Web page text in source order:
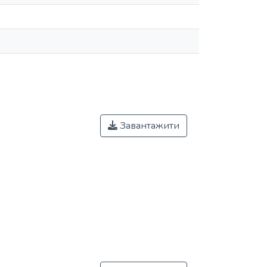
Завантажити